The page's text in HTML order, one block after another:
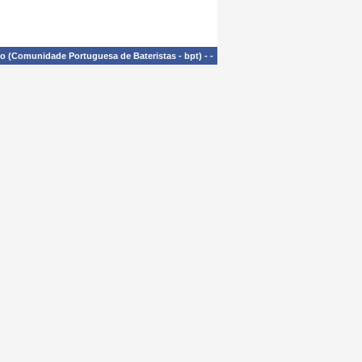
(Comunidade Portuguesa de Bateristas - bpt) - -